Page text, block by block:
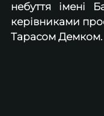
небуття імені
керівниками
Тарасом Демком.